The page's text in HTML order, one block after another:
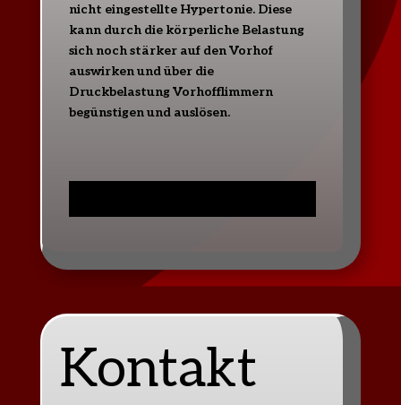
nicht eingestellte Hypertonie. Diese
kann durch die körperliche Belastung
sich noch stärker auf den Vorhof
auswirken und über die
Druckbelastung Vorhofflimmern
begünstigen und auslösen.
Kontakt